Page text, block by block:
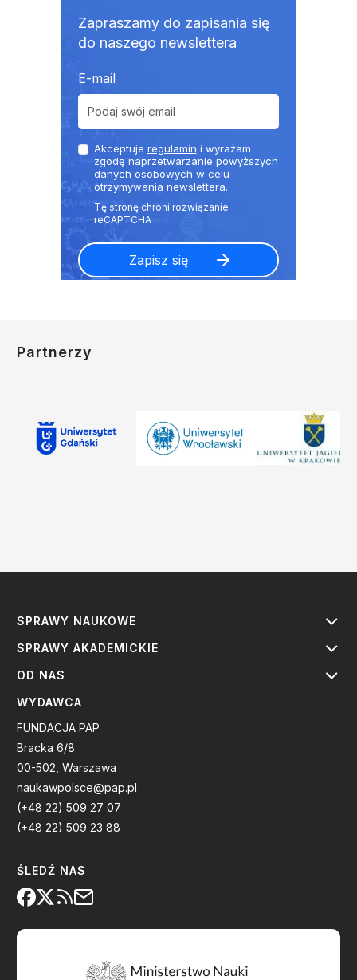
Zapraszamy do zapisania się
do naszego newslettera
E-mail
Akceptuje regulamin i wyrażam
zgodę naprzetwarzanie powyższych
danych osobowych w celu
otrzymywania newslettera.
Partnerzy
SPRAWY NAUKOWE
SPRAWY AKADEMICKIE
OD NAS
WYDAWCA
FUNDACJA PAP
Bracka 6/8
00-502, Warszawa
naukawpolsce@pap.pl
(+48 22) 509 27 07
(+48 22) 509 23 88
ŚLEDŹ NAS